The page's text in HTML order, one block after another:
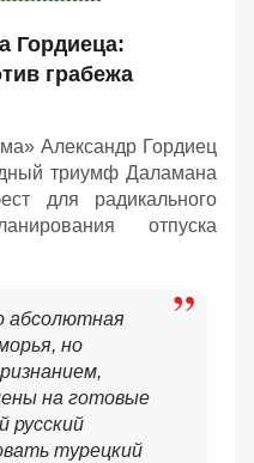
Гордиеца:
грабежа
Александр Гордиец
триумф Даламана
для радикального
отпуска
абсолютная
но
на готовые
русский
турецкий